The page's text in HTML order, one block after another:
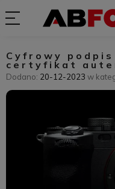
Cyfrowy
certyfikat
Dodano: 20-12-2023 w